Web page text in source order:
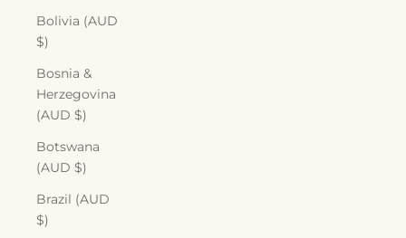
Bolivia (AUD
$)
Bosnia &
Herzegovina
(AUD $)
Botswana
(AUD $)
Brazil (AUD
$)